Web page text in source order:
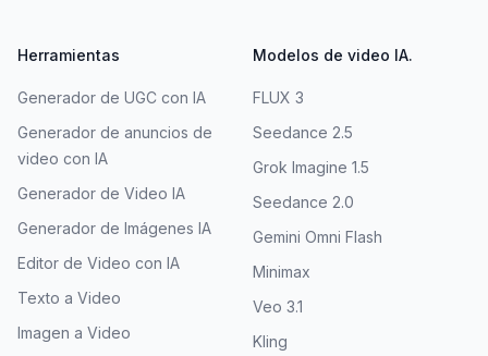
Herramientas
Generador de UGC con IA
Generador de anuncios de
video con IA
Generador de Video IA
Generador de Imágenes IA
Editor de Video con IA
Texto a Video
Imagen a Video
Modelos de video IA.
FLUX 3
Seedance 2.5
Grok Imagine 1.5
Seedance 2.0
Gemini Omni Flash
Minimax
Veo 3.1
Kling